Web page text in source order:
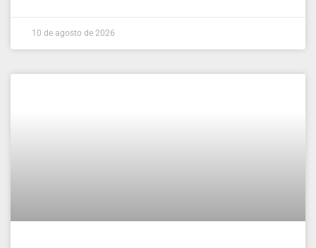
10 de agosto de 2026